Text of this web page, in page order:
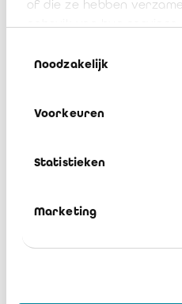
of die ze hebben
Noodzakelijk
Voorkeuren
Statistieken
Marketing
1